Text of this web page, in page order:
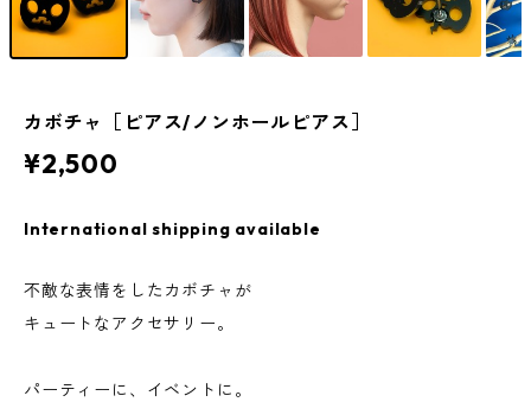
カボチャ［ピアス/ノンホールピアス］
¥2,500
International shipping available
不敵な表情をしたカボチャが
キュートなアクセサリー。
パーティーに、イベントに。